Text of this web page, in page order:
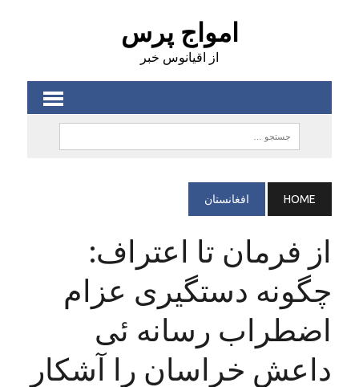
امواج پرس
از اقیانوس خبر
HOME افغانستان
از فرمان تا اعتراف:
چگونه دستگیری عزام
اضطراب رسانه‌ ئی
داعش خراسان را آشکار